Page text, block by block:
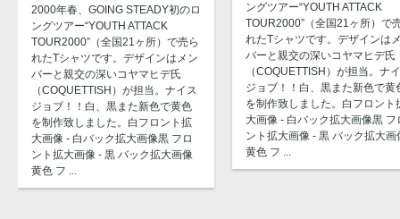
2000年春、GOING STEADY初のロ
ングツアー“YOUTH ATTACK
TOUR2000”（全国21ヶ所）で売ら
れたTシャツです。デザインはメン
バーと親交の深いコヤマヒデ氏
（COQUETTISH）が担当。ナイス
ジョブ！！白、黒また新色で黄色
を制作致しました。白フロント拡
大画像 - 白バック拡大画像黒 フロ
ント拡大画像 - 黒 バック拡大画像
黄色 フ ...
ングツアー“YOUTH ATTACK
TOUR2000”（全国21ヶ所）で
れたTシャツです。デザインは
バーと親交の深いコヤマヒデ氏
（COQUETTISH）が担当。ナ
ジョブ！！白、黒また新色で黄
を制作致しました。白フロント
大画像 - 白バック拡大画像黒 フ
ント拡大画像 - 黒 バック拡大画
黄色 フ ...